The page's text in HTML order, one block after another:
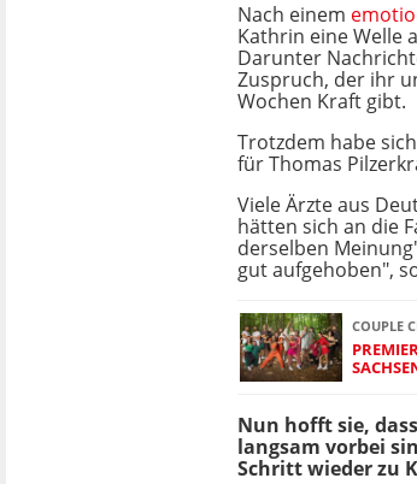
Nach einem
Kathrin eine Welle
Darunter
Zuspruch, der ihr
Wochen Kraft gibt.
Trotzdem habe
für Thomas
Viele Ärzte aus
hätten sich an die
derselben
gut aufgehoben",
COUPLE
Nun hofft sie,
langsam vorbei
Schritt wieder zu